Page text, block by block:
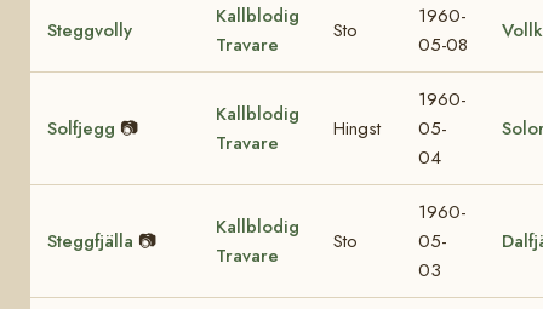
Steggvolly
Kallblodig
Travare
Sto
1960-
05-08
Solfjegg 📷
Kallblodig
Travare
Hingst
1960-
05-
04
Steggfjälla 📷
Kallblodig
Travare
Sto
1960-
05-
03